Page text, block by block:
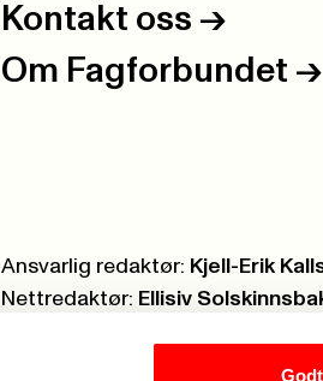
Kontakt oss ->
Om Fagforbundet ->
Ansvarlig redaktør: Kjell-Erik
Nettredaktør: Ellisiv